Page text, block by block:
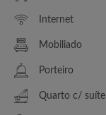
Internet
Mobiliado
Porteiro
Quarto c/ suíte